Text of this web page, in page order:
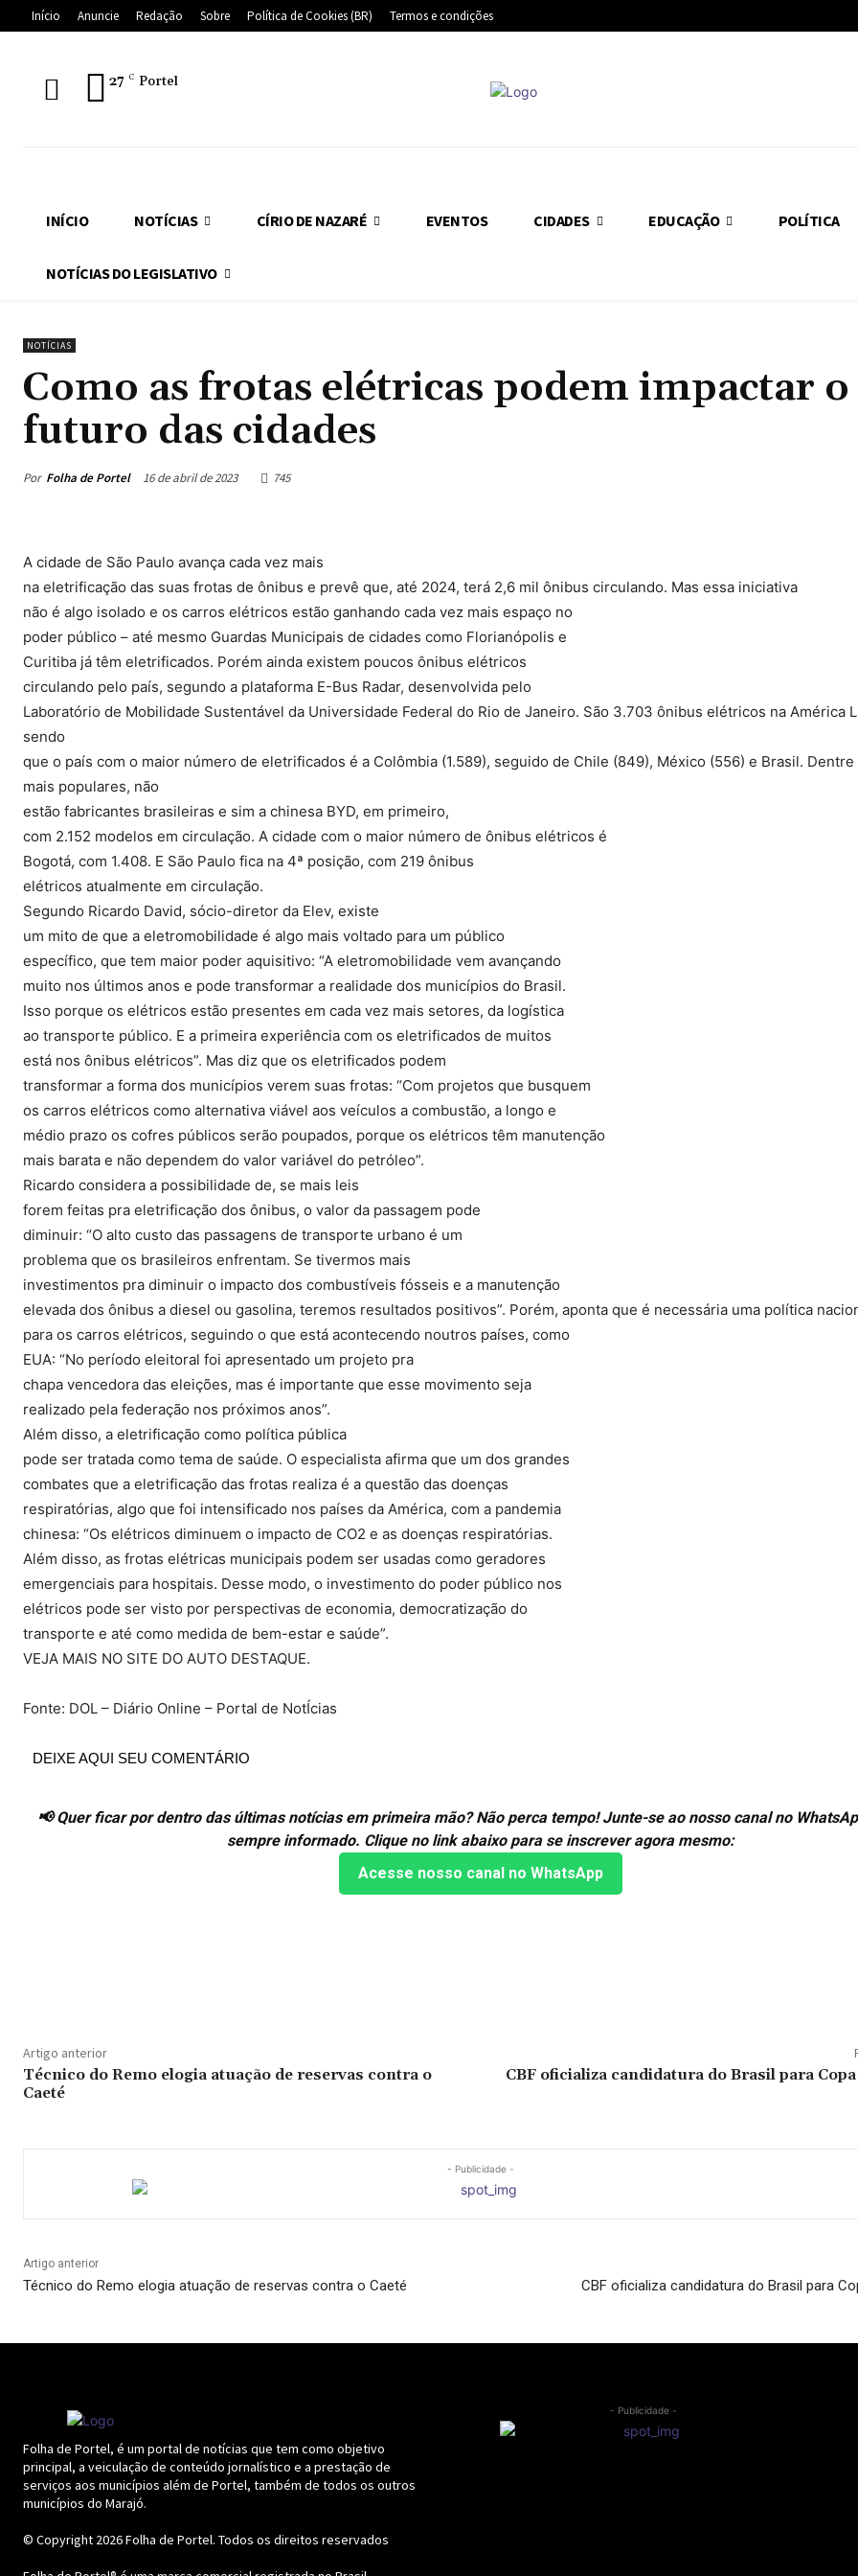
Início Anuncie Redação Sobre Política de Cookies (BR) Termos e condições
27 C Portel
INÍCIO NOTÍCIAS CÍRIO DE NAZARÉ EVENTOS CIDADES EDUCAÇÃO POLÍTICA
NOTÍCIAS DO LEGISLATIVO
NOTÍCIAS
Como as frotas elétricas podem impactar o
futuro das cidades
Por Folha de Portel 16 de abril de 2023 745
A cidade de São Paulo avança cada vez mais
na eletrificação das suas frotas de ônibus e prevê que, até 2024, terá 2,6 mil ônibus circulando. Mas essa iniciativa
não é algo isolado e os carros elétricos estão ganhando cada vez mais espaço no
poder público – até mesmo Guardas Municipais de cidades como Florianópolis e
Curitiba já têm eletrificados. Porém ainda existem poucos ônibus elétricos
circulando pelo país, segundo a plataforma E-Bus Radar, desenvolvida pelo
Laboratório de Mobilidade Sustentável da Universidade Federal do Rio de Janeiro. São 3.703 ônibus elétricos na América
sendo
que o país com o maior número de eletrificados é a Colômbia (1.589), seguido de Chile (849), México (556) e Brasil. Dentre
mais populares, não
estão fabricantes brasileiras e sim a chinesa BYD, em primeiro,
com 2.152 modelos em circulação. A cidade com o maior número de ônibus elétricos é
Bogotá, com 1.408. E São Paulo fica na 4ª posição, com 219 ônibus
elétricos atualmente em circulação.
Segundo Ricardo David, sócio-diretor da Elev, existe
um mito de que a eletromobilidade é algo mais voltado para um público
específico, que tem maior poder aquisitivo: “A eletromobilidade vem avançando
muito nos últimos anos e pode transformar a realidade dos municípios do Brasil.
Isso porque os elétricos estão presentes em cada vez mais setores, da logística
ao transporte público. E a primeira experiência com os eletrificados de muitos
está nos ônibus elétricos”. Mas diz que os eletrificados podem
transformar a forma dos municípios verem suas frotas: “Com projetos que busquem
os carros elétricos como alternativa viável aos veículos a combustão, a longo e
médio prazo os cofres públicos serão poupados, porque os elétricos têm manutenção
mais barata e não dependem do valor variável do petróleo”.
Ricardo considera a possibilidade de, se mais leis
forem feitas pra eletrificação dos ônibus, o valor da passagem pode
diminuir: “O alto custo das passagens de transporte urbano é um
problema que os brasileiros enfrentam. Se tivermos mais
investimentos pra diminuir o impacto dos combustíveis fósseis e a manutenção
elevada dos ônibus a diesel ou gasolina, teremos resultados positivos”. Porém, aponta que é necessária uma política
para os carros elétricos, seguindo o que está acontecendo noutros países, como
EUA: “No período eleitoral foi apresentado um projeto pra
chapa vencedora das eleições, mas é importante que esse movimento seja
realizado pela federação nos próximos anos”.
Além disso, a eletrificação como política pública
pode ser tratada como tema de saúde. O especialista afirma que um dos grandes
combates que a eletrificação das frotas realiza é a questão das doenças
respiratórias, algo que foi intensificado nos países da América, com a pandemia
chinesa: “Os elétricos diminuem o impacto de CO2 e as doenças respiratórias.
Além disso, as frotas elétricas municipais podem ser usadas como geradores
emergenciais para hospitais. Desse modo, o investimento do poder público nos
elétricos pode ser visto por perspectivas de economia, democratização do
transporte e até como medida de bem-estar e saúde”.
VEJA MAIS NO SITE DO AUTO DESTAQUE.
Fonte: DOL – Diário Online – Portal de NotÍcias
DEIXE AQUI SEU COMENTÁRIO
📢 Quer ficar por dentro das últimas notícias em primeira mão? Não perca tempo! Junte-se ao nosso canal no
sempre informado. Clique no link abaixo para se inscrever agora mesmo:
Acesse nosso canal no WhatsApp
Artigo anterior
Técnico do Remo elogia atuação de reservas contra o
Caeté
CBF oficializa candidatura do Brasil para
- Publicidade -
Artigo anterior
Técnico do Remo elogia atuação de reservas contra o Caeté CBF oficializa candidatura do Brasil para
Folha de Portel, é um portal de notícias que tem como objetivo
principal, a veiculação de conteúdo jornalístico e a prestação de
serviços aos municípios além de Portel, também de todos os outros
municípios do Marajó.
© Copyright 2026Folha de Portel. Todos os direitos reservados
- Publicidade -